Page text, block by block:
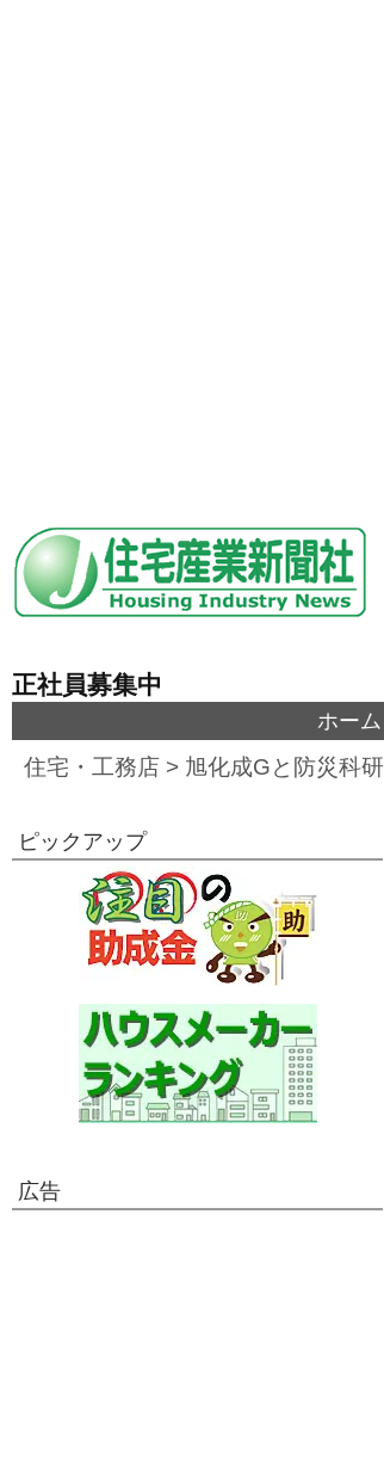
正社員募集中
ホーム
住宅・工務店 > 旭化成Gと防災科
ピックアップ
広告